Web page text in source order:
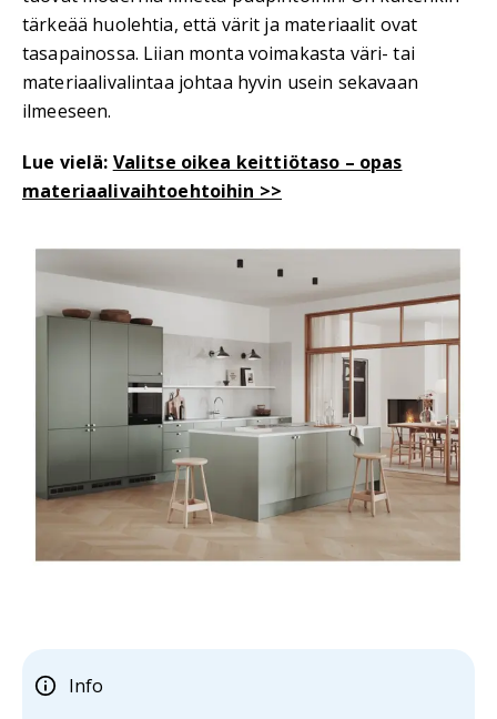
tärkeää huolehtia, että värit ja materiaalit ovat
tasapainossa. Liian monta voimakasta väri- tai
materiaalivalintaa johtaa hyvin usein sekavaan
ilmeeseen.
Lue vielä: Valitse oikea keittiötaso – opas
materiaalivaihtoehtoihin >>
Info